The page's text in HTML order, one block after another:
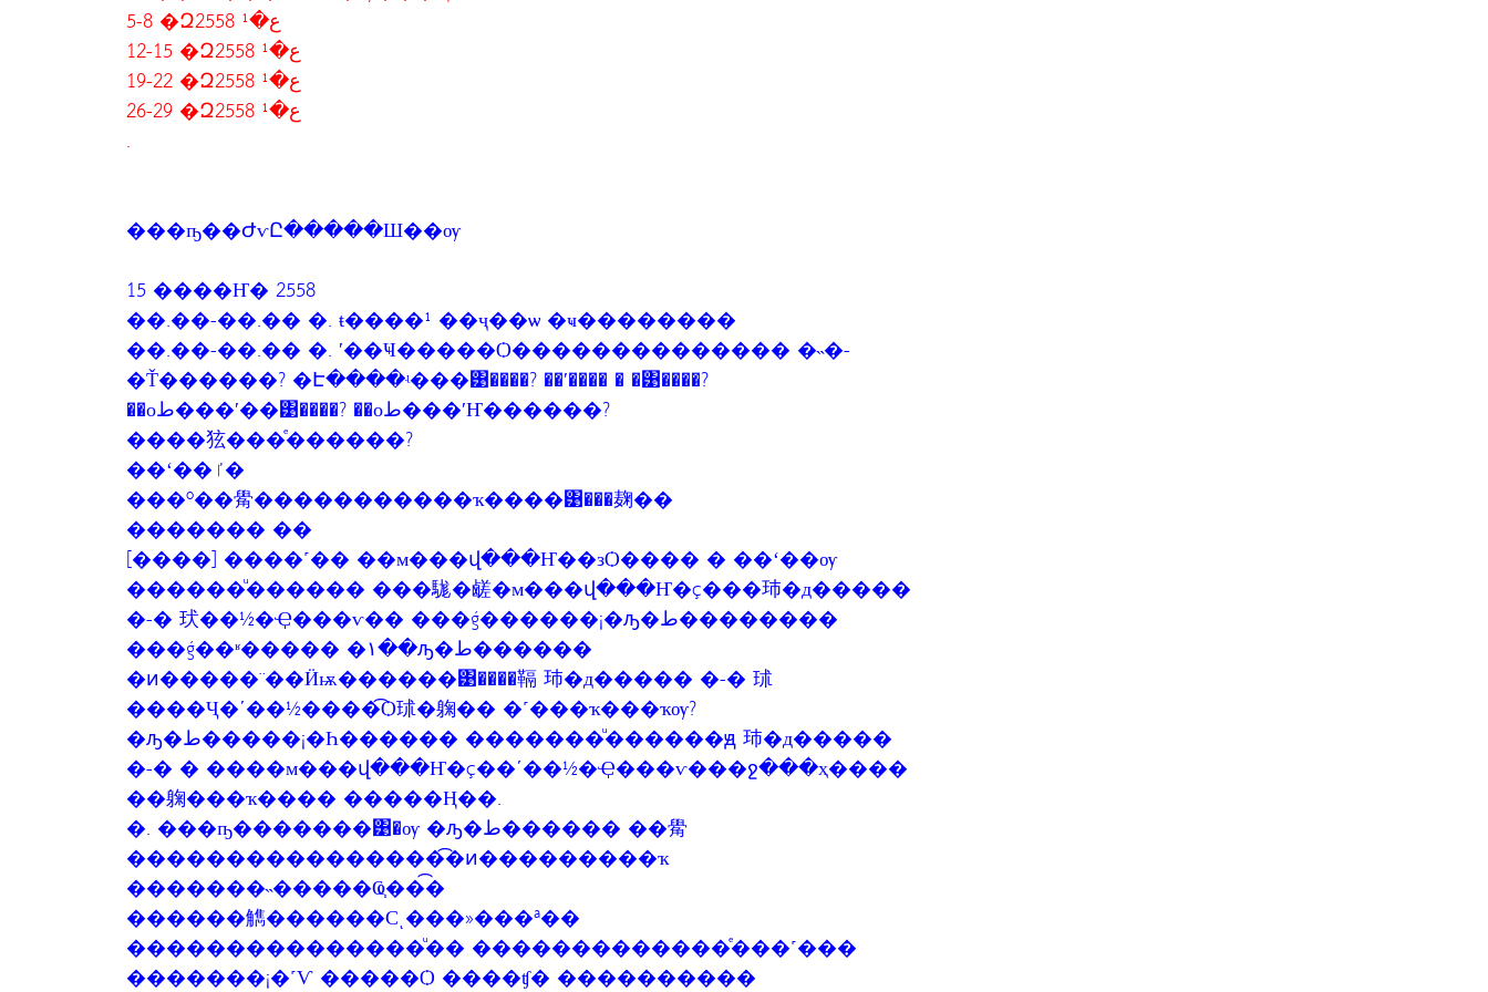
5-8 �Զع�¹ 2558
12-15 �Զع�¹ 2558
19-22 �Զع�¹ 2558
26-29 �Զع�¹ 2558
.
���ҧ��ԺѵԸ�����Ш��ѹ
15 ����Ҥ� 2558
��.��-��.�� �. ŧ����¹ ��ҷ��ѡ �ҹ��������
��.��-��.�� �. ʹ��Ҹ�����Ѻ�������������� �˵�-
�Ť������? �Է����ʵ���͹����? ��ʹ���� � �͹����?
��оط���ʹ��͹����? ��оط���ʹҤ������?
����㹡���ͤ������?
��ʻ��ٵ�
���º��觷�����������ҡ����͹���麹��
������� ��
[����] ����˹�� ��м���վ���Ҥ��зѺ���� � ��ʻ��ѹ
������ͧ������ ���駹�鹾�м���վ���Ҥ�ç���㺻�д�����
�-� 㺴��½�Ҿ���ѵ�� ���ǵ������¡�ԡ�ط��������
���ǵ��ʶ����� �١��ԡ�ط������
�ͷ�����¨��Ӥѭ������͹����䩹 㺻�д����� �-� 㺷
����Ҷ�ʹ��½����͡Ѻ㺷�躹�� �˹���ҡ���ҡѹ?
�ԡ�ط�����¡�Һ������ �������ͧ������ԭ 㺻�д�����
�-� � ����м���վ���Ҥ�ç��ʹ��½�Ҿ���ѵ���ջ���ҳ����
��躹���ҡ���� �����Ң��.
�. ���ҧ�������͹�ѹ �ԡ�ط������ ��觷
����������������͡�ͷ���������ҡ
�������˵�����Ҩ֧���͡
������觹������Сͺ���»���ª��
���������������ͧ�� �������������ͤ���˹���
�������¡�˹Ѵ �����Ѻ ����ʧ� ����������